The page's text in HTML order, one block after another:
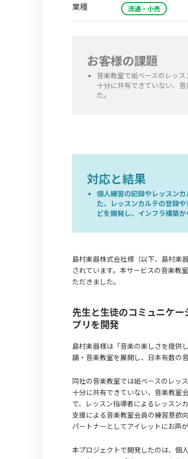
業種 流通・小売
お客様の課題
音楽教室で紙ベースのレッ
十分に共有できていない、
た。
対応と結果
個人練習の記録やレッスン
た、レッスンカルテの登録
どを開発し、インフラ構築
島村楽器株式会社様（以下、島村楽
されています。本サービスの音楽教
ただきました。
先生と生徒のコミュニケ
プリを開発
島村楽器様は「音楽の楽しさを提供
舗・音楽教室を展開し、日本有数の
同社の音楽教室では紙ベースのレッ
十分に共有できていない、音楽教室
で、レッスン指導者によるレッスン
支援による音楽教室会員の練習意欲
パートナーとしてアイレットにお声
本プロジェクトで開発したのは、個